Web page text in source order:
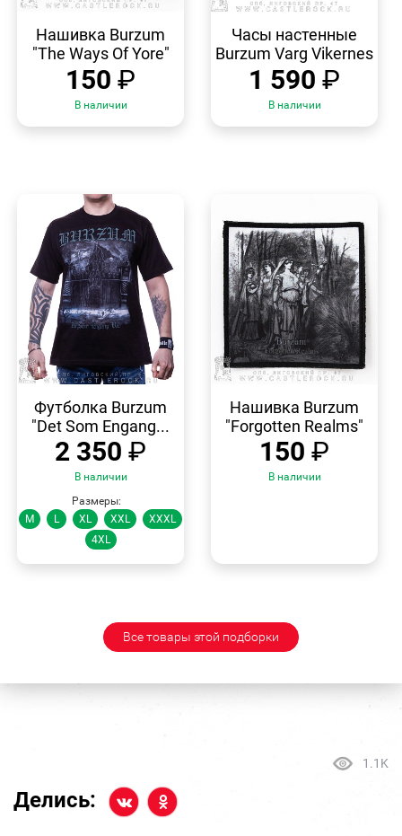
ПРОСМОТР
Нашивка Burzum
"The Ways Of Yore"
150 ₽
В наличии
ПРОСМОТР
Часы настенные
Burzum Varg Vikernes
1 590 ₽
В наличии
ПРОСМОТР
Футболка Burzum
"Det Som Engang...
2 350 ₽
В наличии
Размеры:
M
L XL XXL
XXXL
4XL
ПРОСМОТР
Нашивка Burzum
"Forgotten Realms"
150 ₽
В наличии
Все товары этой подборки
1.1K
Делись: